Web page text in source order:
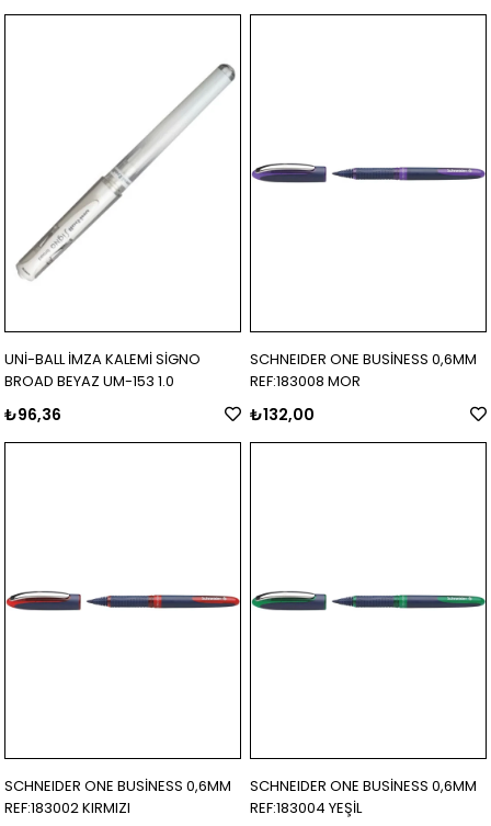
UNİ-BALL İMZA KALEMİ SİGNO
BROAD BEYAZ UM-153 1.0
₺96,36
SCHNEIDER ONE BUSİNESS 0,6MM
REF:183008 MOR
₺132,00
SCHNEIDER ONE BUSİNESS 0,6MM
REF:183002 KIRMIZI
SCHNEIDER ONE BUSİNESS 0,6MM
REF:183004 YEŞİL